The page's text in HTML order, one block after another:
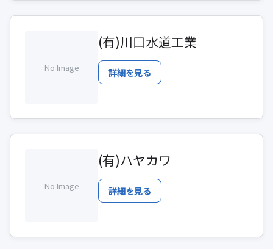
No Image
(有)川口水道工業
詳細を見る
No Image
(有)ハヤカワ
詳細を見る